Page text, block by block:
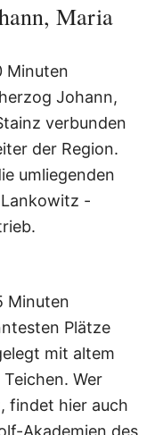
Maria
Minuten
Johann,
verbunden
der Region.
umliegenden
-
Minuten
Plätze
mit altem
Wer
findet hier auch
Akademien des